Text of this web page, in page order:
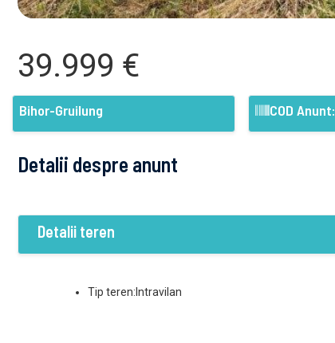
39.999 €
Bihor-Gruilung COD Anunt:
Detalii despre anunt
Detalii teren
Tip teren:Intravilan